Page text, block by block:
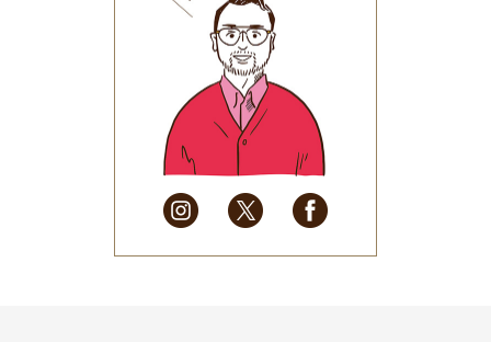
2025年8月(31)
2025年7月(37)
2025年6月(48)
2025年5月
(41)
2025年4月
(32)
2025年3月(31)
2025年2月
(28)